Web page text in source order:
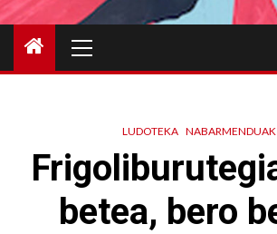
Menu
LUDOTEKA NABARMENDUAK
betea, bero